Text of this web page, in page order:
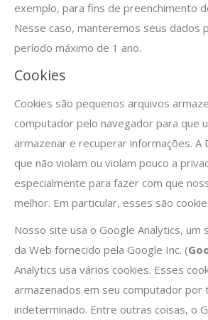
exemplo, para fins de preenchimento
Nesse caso, manteremos seus dados
período máximo de 1 ano.
Cookies
Cookies são pequenos arquivos
computador pelo navegador para que
armazenar e recuperar informações. A
que não violam ou violam pouco a
especialmente para fazer com que
melhor. Em particular, esses são
Nosso site usa o Google Analytics, um
da Web fornecido pela Google Inc. (
Analytics usa vários cookies. Esses
armazenados em seu computador por
indeterminado. Entre outras coisas, o